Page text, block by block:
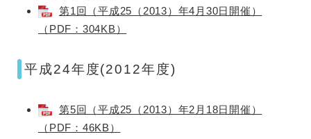
第1回（平成25（2013）年4月30日開催）
（PDF：304KB）
平成24年度(2012年度)
第5回（平成25（2013）年2月18日開催）
（PDF：46KB）